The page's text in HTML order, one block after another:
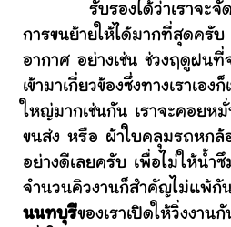
รับรองได้ว่าเราจะจัดก
การขนย้ายให้ได้มากที่สุดครั
อากาศ อย่างเช่น ช่วงฤดูฝนที่
เข้ามาเกี่ยวข้องซึ่งทางเราเอ
ใหญ่มากเช่นกัน เราจะคอย
ขนส่ง หรือ ผ้าใบคลุมรถหกล้
อย่างดีเลยครับ เพื่อไม่ให้น้ำซึ
จำนวนคิวงานก็สำคัญไม่แพ้กั
นนทบุรีของเราเปิดให้วิ่งงา